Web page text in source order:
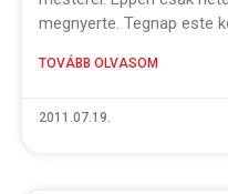
megnyerte. Tegnap este
TOVÁBB OLVASOM
2011.07.19.